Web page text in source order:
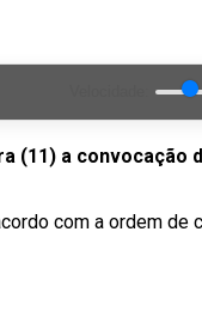
(11) a convocação
com a ordem de